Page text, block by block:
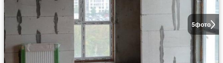
5фото